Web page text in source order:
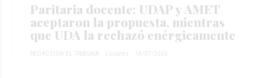
Paritaria docente: UDAP y AMET
aceptaron la propuesta, mientras
que UDA la rechazó enérgicamente
REDACCIÓN EL TRIBUNA Locales 14/07/2026